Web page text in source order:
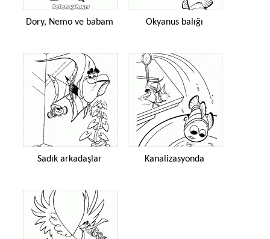
Dory, Nemo ve babam Okyanus balığı
Sadık arkadaşlar Kanalizasyonda